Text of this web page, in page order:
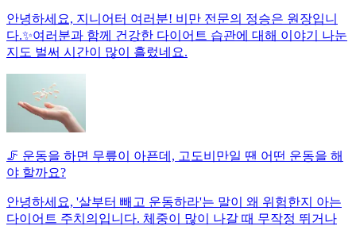
안녕하세요, 지니어터 여러분! 비만 전문의 정승은 원장입니
다.✨여러분과 함께 건강한 다이어트 습관에 대해 이야기 나눈
지도 벌써 시간이 많이 흘렀네요.
🦵 운동을 하면 무릎이 아픈데, 고도비만일 땐 어떤 운동을 해
야 할까요?
안녕하세요, '살부터 빼고 운동하라'는 말이 왜 위험한지 아는
다이어트 주치의입니다. 체중이 많이 나갈 때 무작정 뛰거나